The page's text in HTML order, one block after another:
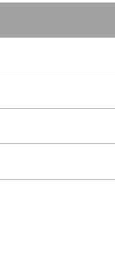
営業日・店休日